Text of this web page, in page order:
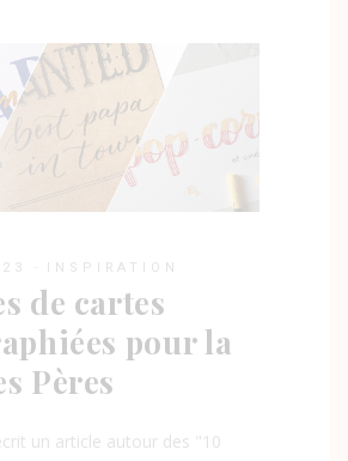
INSPIRATION
de cartes
pour la
Pères
un article autour des "10